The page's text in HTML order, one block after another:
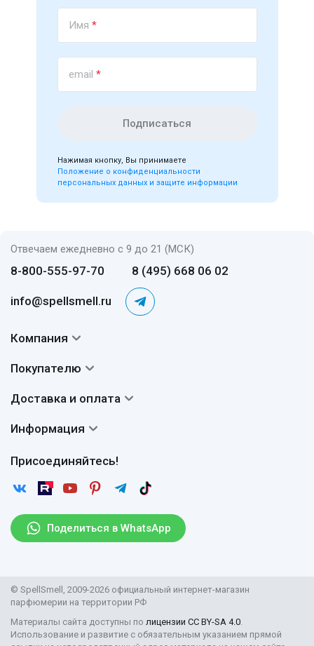
Имя *
email *
Подписаться
Нажимая кнопку, Вы принимаете
Положение о конфиденциальности
персональных данных и защите информации
Отвечаем ежедневно с 9 до 21 (МСК)
8-800-555-97-70 8 (495) 668 06 02
info@spellsmell.ru
Поделиться в WhatsApp
Присоединяйтесь!
Компания
Авторы
Сертификаты
Покупателю
Вопросы и ответы
Отзывы
Статьи
Рассылка
Доставка и оплата
Доставка
Возврат
Информация
Пользовательское соглашение
Защита персональных данных
Правила продажи товаров (Постановление Правительства
Поставщикам
© SpellSmell, 2009-2026 официальный интернет-магазин
парфюмерии на территории РФ
Материалы сайта доступны по лицензии CC BY-SA 4.0.
Использование и развитие с обязательным указанием прямой